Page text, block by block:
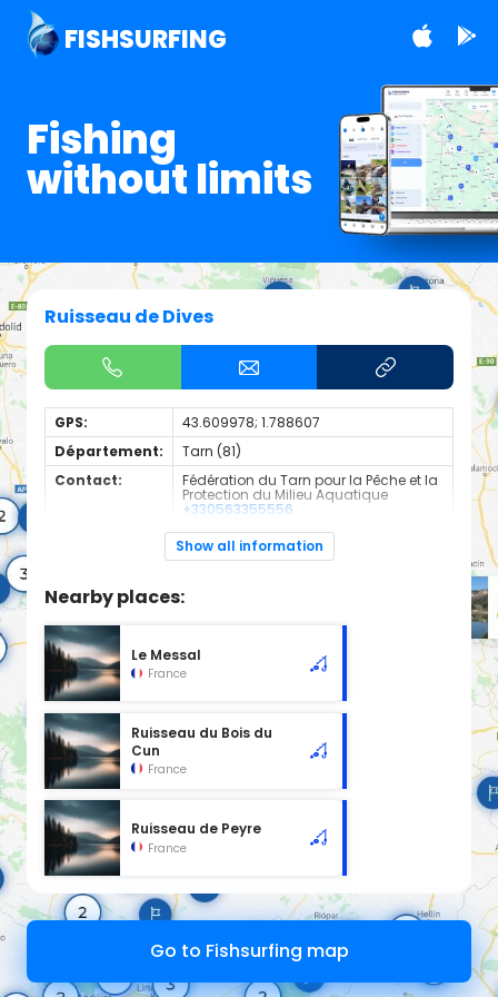
FISHSURFING
Fishing
without limits
Ruisseau de Dives
GPS:
43.609978; 1.788607
Département:
Tarn (81)
Contact:
Fédération du Tarn pour la Pêche et la
Protection du Milieu Aquatique
+330563355556
Carnassier, carpe, poisson blanc
sélectionné, d'une longueur de 1.22 km.
Show all information
Nearby places:
Le Messal
France
Ruisseau du Bois du
Cun
France
Ruisseau de Peyre
France
Go to Fishsurfing map